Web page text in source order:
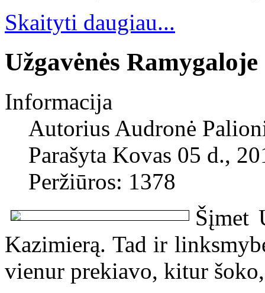
Skaityti daugiau...
Užgavėnės Ramygaloje
Informacija
Autorius Audronė
Parašyta Kovas 05 d.,
Peržiūros: 1378
Šįmet
Kazimierą. Tad ir
vienur prekiavo, kitur